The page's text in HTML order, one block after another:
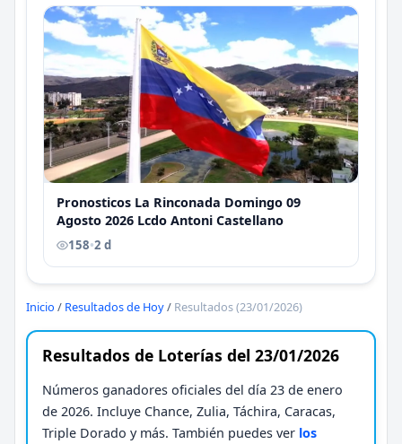
Pronosticos La Rinconada Domingo 09
Agosto 2026 Lcdo Antoni Castellano
158•2 d
Inicio / Resultados de Hoy/ Resultados (23/01/2026)
Resultados de Loterías del 23/01/2026
Números ganadores oficiales del día 23 de enero
de 2026. Incluye Chance, Zulia, Táchira, Caracas,
Triple Dorado y más. También puedes ver los